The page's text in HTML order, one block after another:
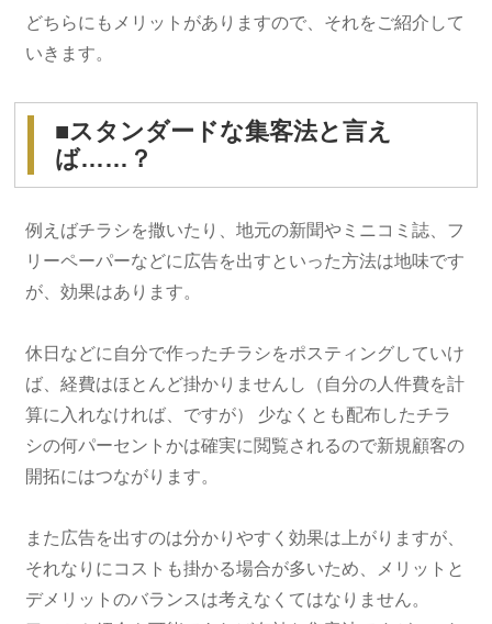
どちらにもメリットがありますので、それをご紹介して
いきます。
■スタンダードな集客法と言え
ば……？
例えばチラシを撒いたり、地元の新聞やミニコミ誌、フ
リーペーパーなどに広告を出すといった方法は地味です
が、効果はあります。
休日などに自分で作ったチラシをポスティングしていけ
ば、経費はほとんど掛かりませんし（自分の人件費を計
算に入れなければ、ですが） 少なくとも配布したチラ
シの何パーセントかは確実に閲覧されるので新規顧客の
開拓にはつながります。
また広告を出すのは分かりやすく効果は上がりますが、
それなりにコストも掛かる場合が多いため、メリットと
デメリットのバランスは考えなくてはなりません。